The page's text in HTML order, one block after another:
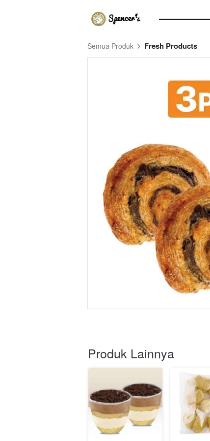
Semua Produk Fresh Products
Produk Lainnya